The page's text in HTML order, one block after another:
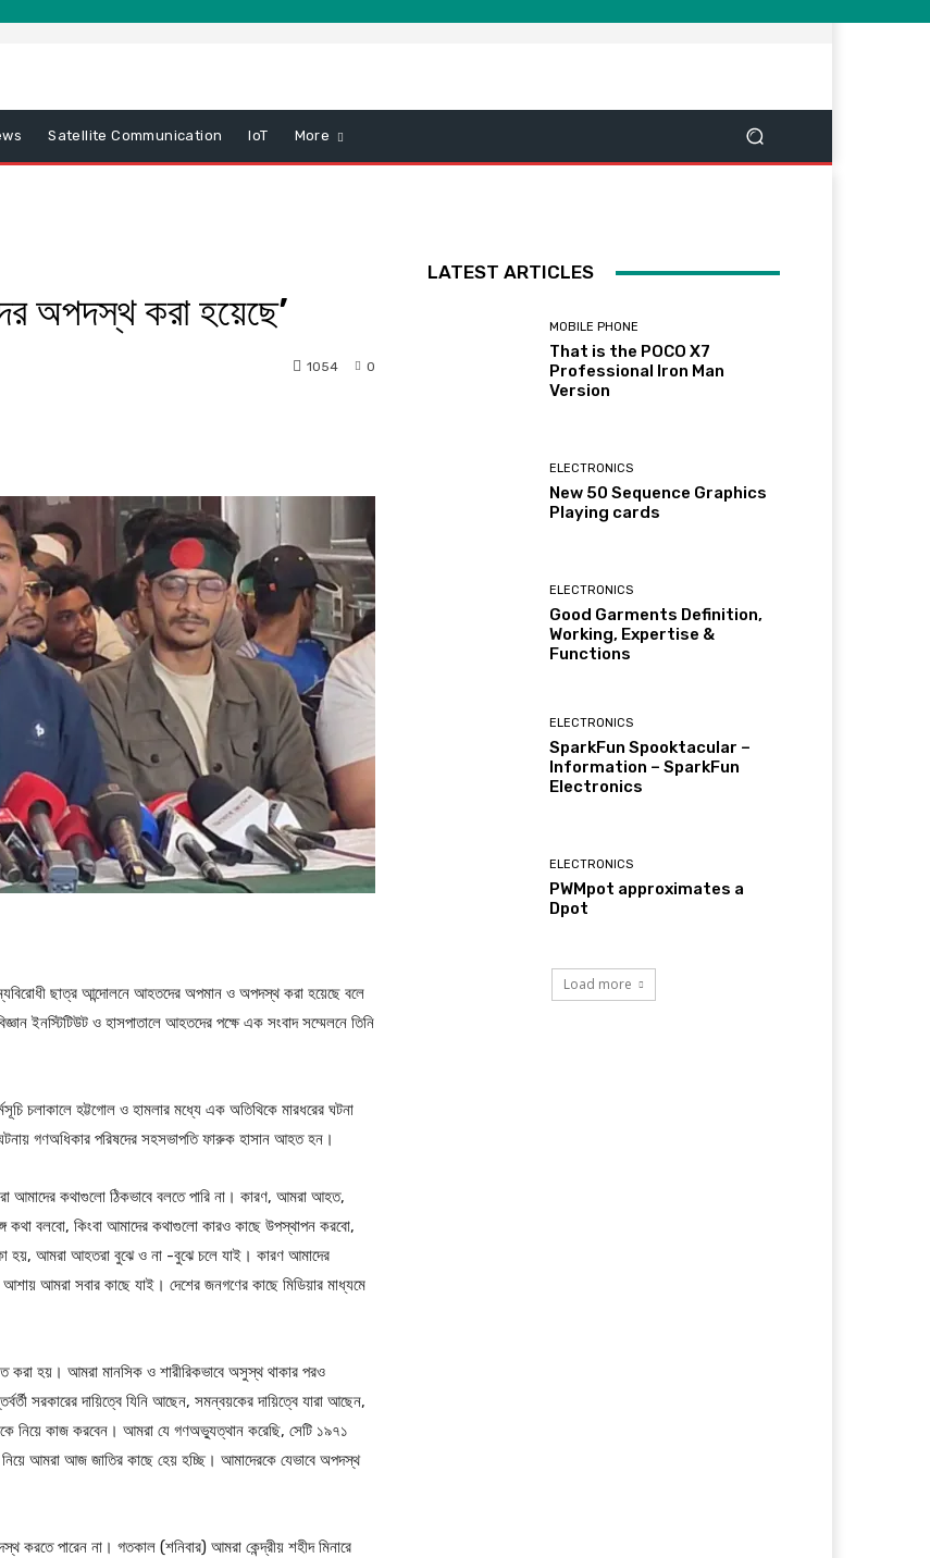
Satellite Communication IoT More
অপদস্থ করা হয়েছে’
0
1054
ছাত্র আন্দোলনে আহতদের অপমান ও অপদস্থ করা হয়েছে বলে
ইনস্টিটিউট ও হাসপাতালে আহতদের পক্ষে এক সংবাদ সম্মেলনে তিনি
চলাকালে হট্টগোল ও হামলার মধ্যে এক অতিথিকে মারধরের ঘটনা
ঘটনায় গণঅধিকার পরিষদের সহসভাপতি ফারুক হাসান আহত হন।
আমাদের কথাগুলো ঠিকভাবে বলতে পারি না। কারণ, আমরা আহত,
কথা বলবো, কিংবা আমাদের কথাগুলো কারও কাছে উপস্থাপন করবো,
হয়, আমরা আহতরা বুঝে ও না -বুঝে চলে যাই। কারণ আমাদের
আশায় আমরা সবার কাছে যাই। দেশের জনগণের কাছে মিডিয়ার মাধ্যমে
করা হয়। আমরা মানসিক ও শারীরিকভাবে অসুস্থ থাকার পরও
সরকারের দায়িত্বে যিনি আছেন, সমন্বয়কের দায়িত্বে যারা আছেন,
নিয়ে কাজ করবেন। আমরা যে গণঅভ্যুত্থান করেছি, সেটি ১৯৭১
আমরা আজ জাতির কাছে হেয় হচ্ছি। আমাদেরকে যেভাবে অপদস্থ
করতে পারেন না। গতকাল (শনিবার) আমরা কেন্দ্রীয় শহীদ মিনারে
LATEST ARTICLES
MOBILE PHONE
That is the POCO X7
Professional Iron Man
Version
ELECTRONICS
New 50 Sequence Graphics
Playing cards
ELECTRONICS
Good Garments Definition,
Working, Expertise &
Functions
ELECTRONICS
SparkFun Spooktacular –
Information – SparkFun
Electronics
ELECTRONICS
PWMpot approximates a
Dpot
Load more